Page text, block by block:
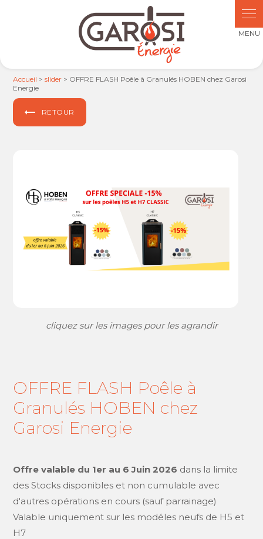
Accueil >slider > OFFRE FLASH Poêle à Granulés HOBEN chez Garosi
Energie
RETOUR
cliquez sur les images pour les agrandir
OFFRE FLASH Poêle à
Granulés HOBEN chez
Garosi Energie
Offre valable du 1er au 6 Juin 2026 dans la limite
des Stocks disponibles et non cumulable avec
d'autres opérations en cours (sauf parrainage)
Valable uniquement sur les modéles neufs de H5 et
H7